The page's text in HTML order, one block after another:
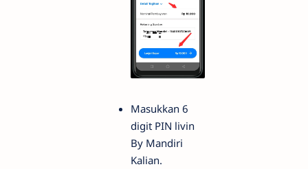
Masukkan 6
digit PIN livin
By Mandiri
Kalian.